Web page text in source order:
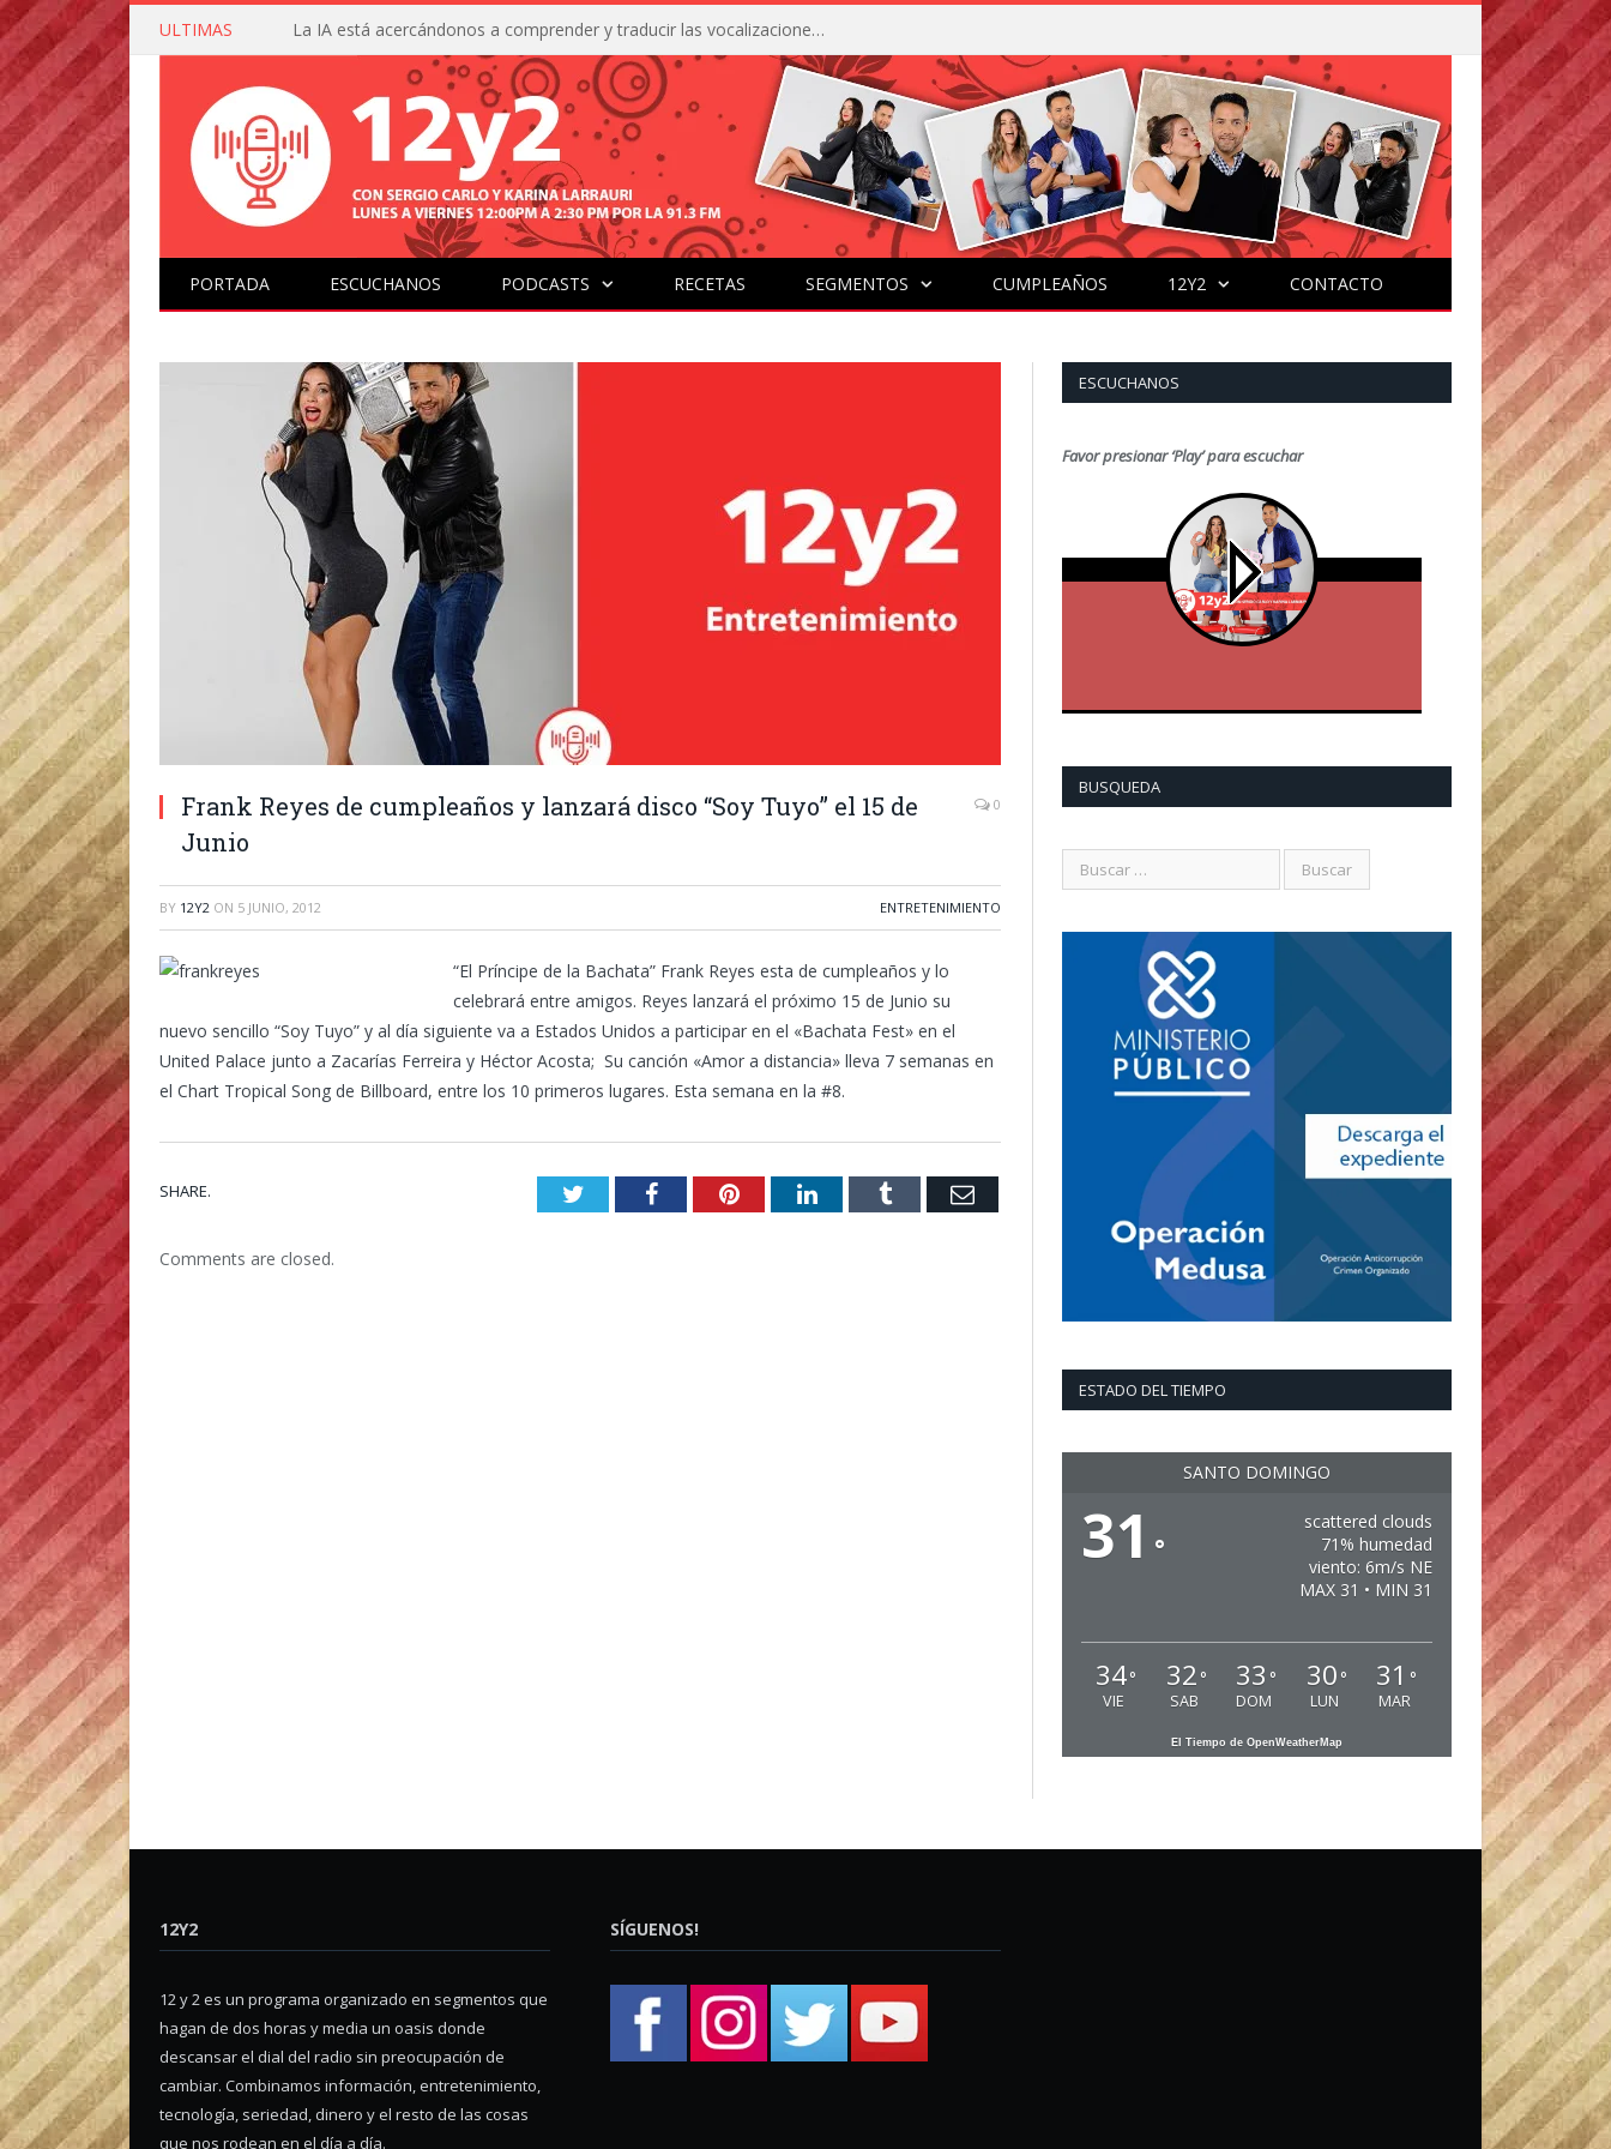
ULTIMAS La IA está acercándonos a comprender y traducir las vocalizaciones y comportamientos de nuestras mascotas
PORTADA ESCUCHANOS PODCASTS RECETAS SEGMENTOS CUMPLEAÑOS 12Y2 CONTACTO
Frank Reyes de cumpleaños y lanzará disco “Soy Tuyo” el 15 de
Junio
0
BY 12Y2 ON 5 JUNIO, 2012 ENTRETENIMIENTO
“El Príncipe de la Bachata” Frank Reyes esta de cumpleaños y lo
celebrará entre amigos. Reyes lanzará el próximo 15 de Junio su
nuevo sencillo “Soy Tuyo” y al día siguiente va a Estados Unidos a participar en el «Bachata Fest» en el
United Palace junto a Zacarías Ferreira y Héctor Acosta; Su canción «Amor a distancia» lleva 7 semanas en
el Chart Tropical Song de Billboard, entre los 10 primeros lugares. Esta semana en la #8.
SHARE. TwitterFacebookPinterestLinkedInTumblr Email
Comments are closed.
ESCUCHANOS
Favor presionar ‘Play’ para escuchar
BUSQUEDA
ESTADO DEL TIEMPO
SANTO DOMINGO
31 °
scattered clouds
71% humedad
viento: 6m/s NE
MAX 31 • MIN 31
34°
VIE
32 °
SAB
33 °
DOM
30 °
LUN
31 °
MAR
El Tiempo de OpenWeatherMap
12Y2
12 y 2 es un programa organizado en segmentos que
hagan de dos horas y media un oasis donde
descansar el dial del radio sin preocupación de
cambiar. Combinamos información, entretenimiento,
tecnología, seriedad, dinero y el resto de las cosas
que nos rodean en el día a día.
SÍGUENOS!